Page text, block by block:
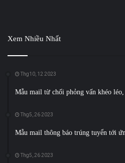
Xem Nhiều Nhất
Thg10, 12 2023
Mẫu mail từ chối phỏng vấn khéo
Thg5, 26 2023
Mẫu mail thông báo trúng tuyển tới
Thg5, 26 2023